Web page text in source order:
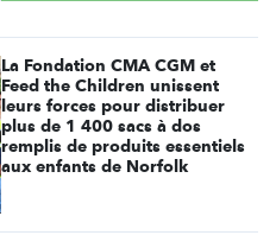
La Fondation CMA CGM et
Feed the Children unissent
leurs forces pour distribuer
plus de 1 400 sacs à dos
remplis de produits essentiels
aux enfants de Norfolk